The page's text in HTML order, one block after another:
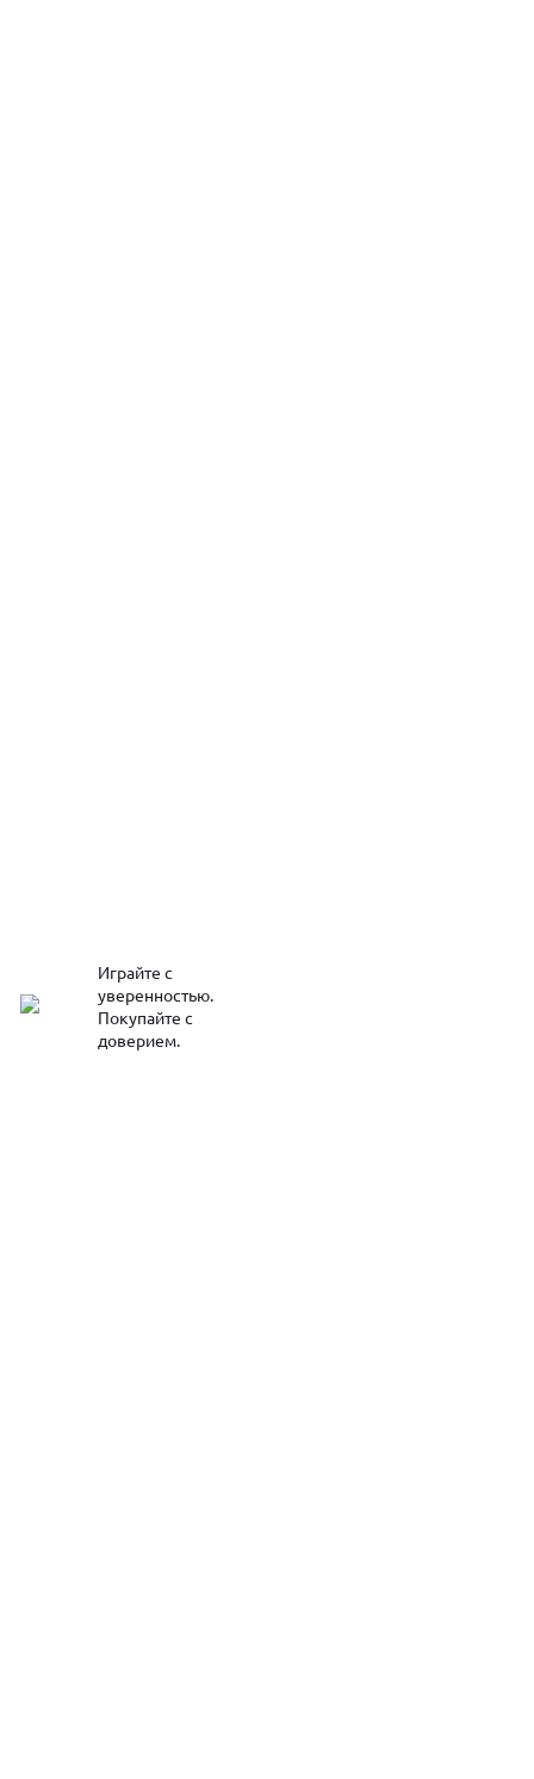
Играйте с
уверенностью.
Покупайте с
доверием.